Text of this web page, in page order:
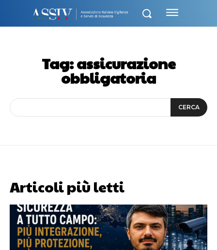
Tag:assicurazione
obbligatoria
CERCA
Articoli più letti